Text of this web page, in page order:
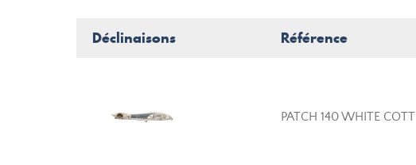
Déclinaisons Référence
PATCH 140 WHITE COTT